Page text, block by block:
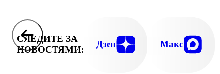
СЛЕДИТЕ ЗА
НОВОСТЯМИ:
Дзен Макс